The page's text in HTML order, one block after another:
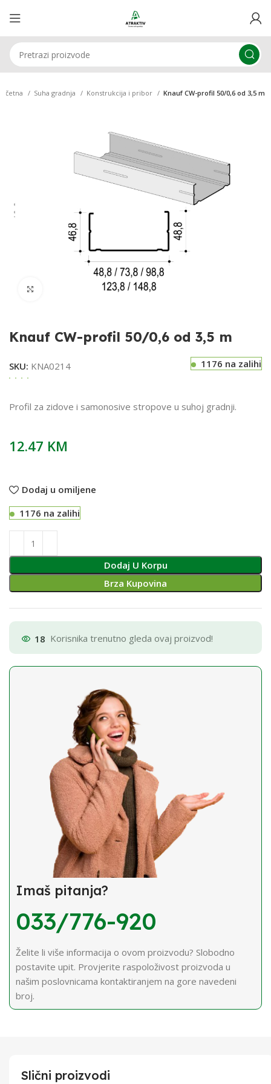
Suha gradnja Konstrukcija i pribor Knauf CW-profil 50/0,6 od 3,5 m
Klikni za uvećavanje
Knauf CW-profil 50/0,6 od 3,5 m
SKU: KNA0214 1176 na zalihi
Profil za zidove i samonosive stropove u suhoj gradnji.
12.47 KM
Dodaj u omiljene
1176 na zalihi
Dodaj U Korpu
Brza Kupovina
18 Korisnika trenutno gleda ovaj proizvod!
Imaš pitanja?
033/776-920
Želite li više informacija o ovom proizvodu? Slobodno
postavite upit. Provjerite raspoloživost proizvoda u
našim poslovnicama kontaktiranjem na gore navedeni
broj.
Slični proizvodi